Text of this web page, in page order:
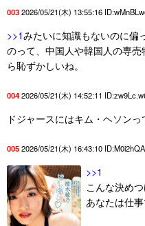
003 2026/05/21(木) 13:55:16
>>1みたいに知識もないのに偏
のって、中国人や韓国人の専
ら恥ずかしいね。
004 2026/05/21(木) 14:52:11
ドジャースにはキム・ヘソン
005 2026/05/21(木) 16:43:10
>>1
こんな決め
あなたは仕